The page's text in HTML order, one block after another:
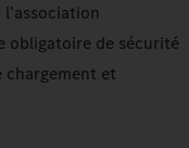
obligatoire de sécurité
chargement et